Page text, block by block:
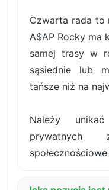
Czwarta rada to
A$AP Rocky ma
samej trasy w
sąsiednie lub
tańsze niż na
Należy
prywatnych